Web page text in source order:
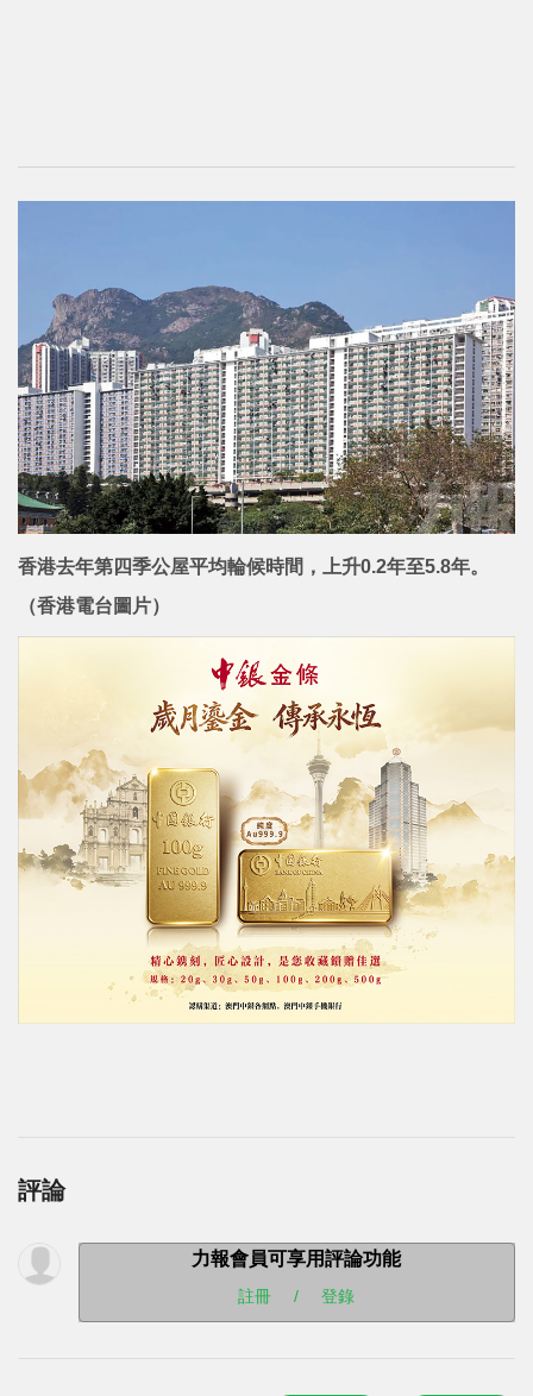
香港去年第四季公屋平均輪候時間，上升0.2年至5.8年。
（香港電台圖片）
評論
力報會員可享用評論功能
註冊 / 登錄